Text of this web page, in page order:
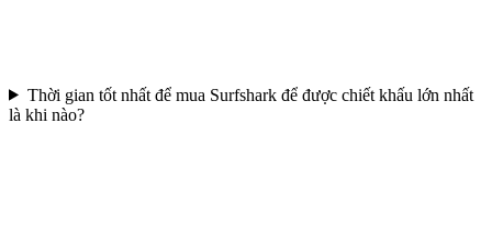
Thời gian tốt nhất để mua Surfshark để được chiết khấu lớn nhất
là khi nào?